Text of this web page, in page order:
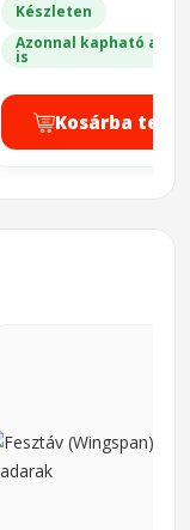
Készleten
Azonnal kapható a
is
Kosárba